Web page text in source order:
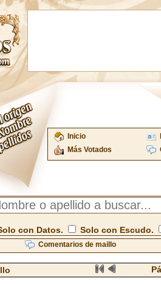
Inicio
Más Votados
con Datos. Solo con Escudo.
Comentarios de maillo